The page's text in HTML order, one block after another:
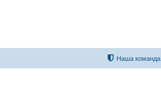
Наша команда